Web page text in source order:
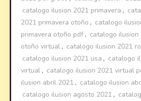
catalogo ilusion 2021 primavera ,
2021 primavera otoño , catalogo
primavera otoño pdf , catalogo ilusion
otoño virtual , catalogo ilusion 2021
catalogo ilusion 2021 usa , catalogo
virtual , catalogo ilusion 2021 virtual
ilusion abril 2021 , catalogo ilusion
catalogo ilusion agosto 2021 ,